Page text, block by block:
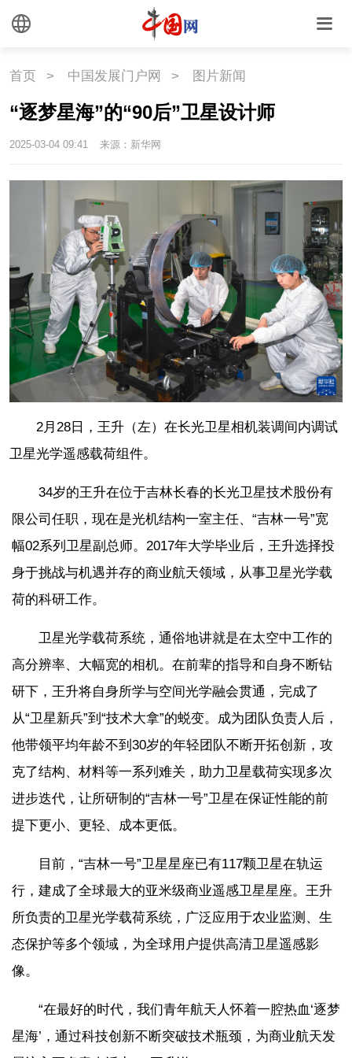
首页 > 中国发展门户网 > 图片新闻
“逐梦星海”的“90后”卫星设计师
2025-03-04 09:41 来源：新华网
2月28日，王升（左）在长光卫星相机装调间内调试
卫星光学遥感载荷组件。
34岁的王升在位于吉林长春的长光卫星技术股份有
限公司任职，现在是光机结构一室主任、“吉林一号”宽
幅02系列卫星副总师。2017年大学毕业后，王升选择投
身于挑战与机遇并存的商业航天领域，从事卫星光学载
荷的科研工作。
卫星光学载荷系统，通俗地讲就是在太空中工作的
高分辨率、大幅宽的相机。在前辈的指导和自身不断钻
研下，王升将自身所学与空间光学融会贯通，完成了
从“卫星新兵”到“技术大拿”的蜕变。成为团队负责人后，
他带领平均年龄不到30岁的年轻团队不断开拓创新，攻
克了结构、材料等一系列难关，助力卫星载荷实现多次
进步迭代，让所研制的“吉林一号”卫星在保证性能的前
提下更小、更轻、成本更低。
目前，“吉林一号”卫星星座已有117颗卫星在轨运
行，建成了全球最大的亚米级商业遥感卫星星座。王升
所负责的卫星光学载荷系统，广泛应用于农业监测、生
态保护等多个领域，为全球用户提供高清卫星遥感影
像。
“在最好的时代，我们青年航天人怀着一腔热血‘逐梦
星海’，通过科技创新不断突破技术瓶颈，为商业航天发